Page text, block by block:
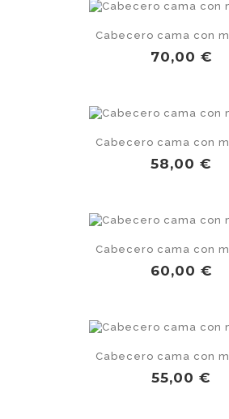
Cabecero cama con
Precio
70,00 €
Cabecero cama con
Precio
58,00 €
Cabecero cama con
Precio
60,00 €
Cabecero cama con
Precio
55,00 €